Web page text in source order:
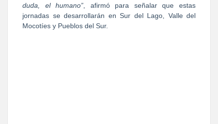
duda, el humano” , afirmó para señalar que estas
jornadas se desarrollarán en Sur del Lago, Valle del
Mocotíes y Pueblos del Sur.